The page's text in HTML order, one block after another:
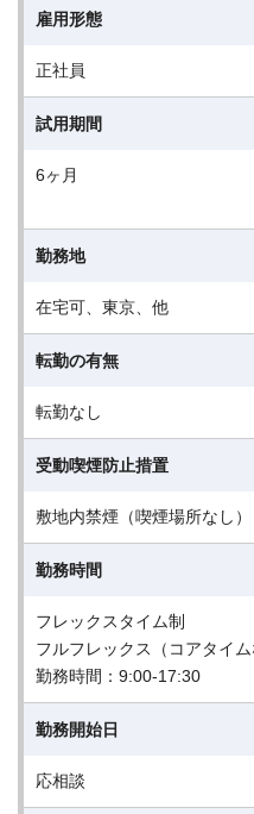
雇用形態
正社員
試用期間
6ヶ月
勤務地
在宅可、東京、他
転勤の有無
転勤なし
受動喫煙防止措置
敷地内禁煙（喫煙場所なし）
勤務時間
フレックスタイム制
フルフレックス（コアタイム
勤務時間：9:00-17:30
勤務開始日
応相談